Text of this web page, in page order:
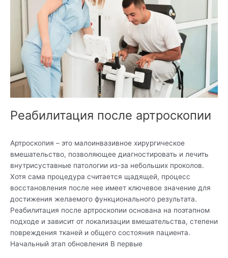
Реабилитация после артроскопии
Артроскопия – это малоинвазивное хирургическое
вмешательство, позволяющее диагностировать и лечить
внутрисуставные патологии из-за небольших проколов.
Хотя сама процедура считается щадящей, процесс
восстановления после нее имеет ключевое значение для
достижения желаемого функционального результата.
Реабилитация после артроскопии основана на поэтапном
подходе и зависит от локализации вмешательства, степени
повреждения тканей и общего состояния пациента.
Начальный этап обновления В первые